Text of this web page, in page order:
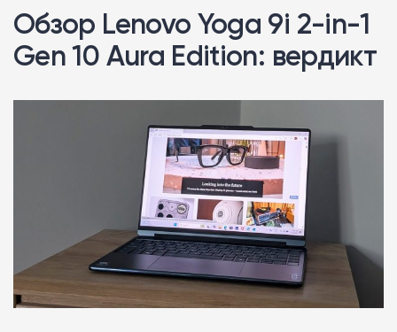
Обзор Lenovo Yoga 9i 2-in-1
Gen 10 Aura Edition: вердикт